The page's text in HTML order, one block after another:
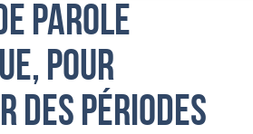
parole
pour
périodes